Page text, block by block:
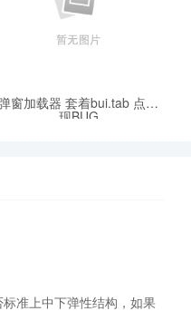
窗加载器 套着bui.tab 点出
现BUG
准上中下弹性结构，如果